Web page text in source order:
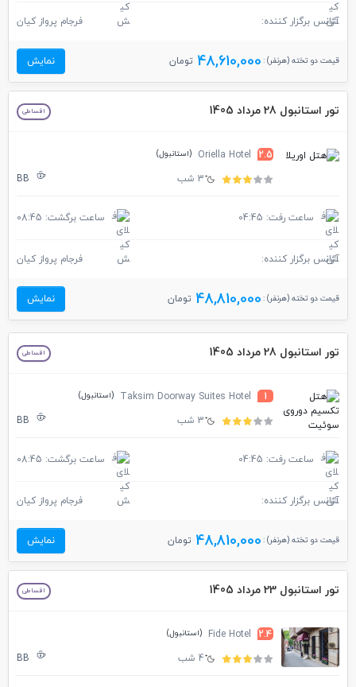
آژانس برگزار کننده: فرجام پرواز کیان
قیمت دو تخته (هرنفر) : 48,610,000 تومان نمایش
تور استانبول 28 مرداد 1405 اقساطی
2.5
Oriella Hotel (استانبول)
3 شب BB
ساعت رفت: 04:45 ساعت برگشت: 08:45
آژانس برگزار کننده: فرجام پرواز کیان
قیمت دو تخته (هرنفر) : 48,810,000 تومان نمایش
تور استانبول 28 مرداد 1405 اقساطی
1
Taksim Doorway Suites Hotel (استانبول)
3 شب BB
ساعت رفت: 04:45 ساعت برگشت: 08:45
آژانس برگزار کننده: فرجام پرواز کیان
قیمت دو تخته (هرنفر) : 48,810,000 تومان نمایش
تور استانبول 23 مرداد 1405 اقساطی
2.4
Fide Hotel (استانبول)
4 شب BB